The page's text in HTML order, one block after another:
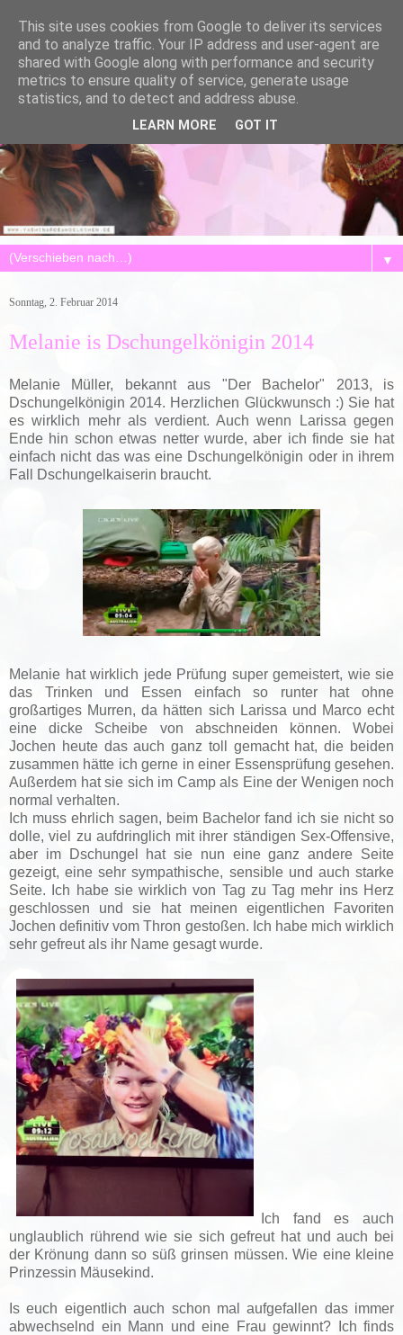
▼
Sonntag, 2. Februar 2014
Melanie is Dschungelkönigin 2014
Melanie Müller, bekannt aus "Der Bachelor" 2013, is
Dschungelkönigin 2014. Herzlichen Glückwunsch :) Sie hat
es wirklich mehr als verdient. Auch wenn Larissa gegen
Ende hin schon etwas netter wurde, aber ich finde sie hat
einfach nicht das was eine Dschungelkönigin oder in ihrem
Fall Dschungelkaiserin braucht.
Melanie hat wirklich jede Prüfung super gemeistert, wie sie
das Trinken und Essen einfach so runter hat ohne
großartiges Murren, da hätten sich Larissa und Marco echt
eine dicke Scheibe von abschneiden können. Wobei
Jochen heute das auch ganz toll gemacht hat, die beiden
zusammen hätte ich gerne in einer Essensprüfung gesehen.
Außerdem hat sie sich im Camp als Eine der Wenigen noch
normal verhalten.
Ich muss ehrlich sagen, beim Bachelor fand ich sie nicht so
dolle, viel zu aufdringlich mit ihrer ständigen Sex-Offensive,
aber im Dschungel hat sie nun eine ganz andere Seite
gezeigt, eine sehr sympathische, sensible und auch starke
Seite. Ich habe sie wirklich von Tag zu Tag mehr ins Herz
geschlossen und sie hat meinen eigentlichen Favoriten
Jochen definitiv vom Thron gestoßen. Ich habe mich wirklich
sehr gefreut als ihr Name gesagt wurde.
Ich fand es auch
unglaublich rührend wie sie sich gefreut hat und auch bei
der Krönung dann so süß grinsen müssen. Wie eine kleine
Prinzessin Mäusekind.
Is euch eigentlich auch schon mal aufgefallen das immer
abwechselnd ein Mann und eine Frau gewinnt? Ich finds
This site uses cookies from Google to deliver its services
and to analyze traffic. Your IP address and user-agent are
shared with Google along with performance and security
metrics to ensure quality of service, generate usage
statistics, and to detect and address abuse.
LEARN MORE GOT IT